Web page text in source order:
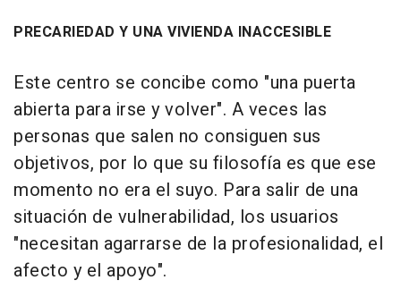
PRECARIEDAD Y UNA VIVIENDA INACCESIBLE
Este centro se concibe como "una puerta
abierta para irse y volver". A veces las
personas que salen no consiguen sus
objetivos, por lo que su filosofía es que ese
momento no era el suyo. Para salir de una
situación de vulnerabilidad, los usuarios
"necesitan agarrarse de la profesionalidad, el
afecto y el apoyo".